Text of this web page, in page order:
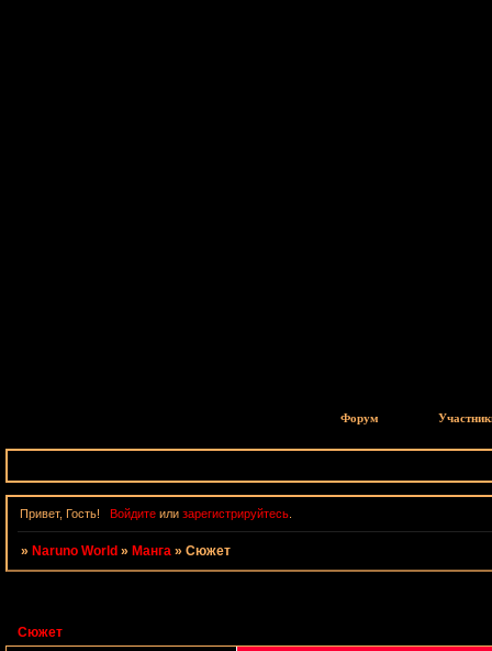
Форум
Привет, Гость! Войдитеили зарегистрируйтесь.
» Naruno World » Манга »Сюжет
Сюжет